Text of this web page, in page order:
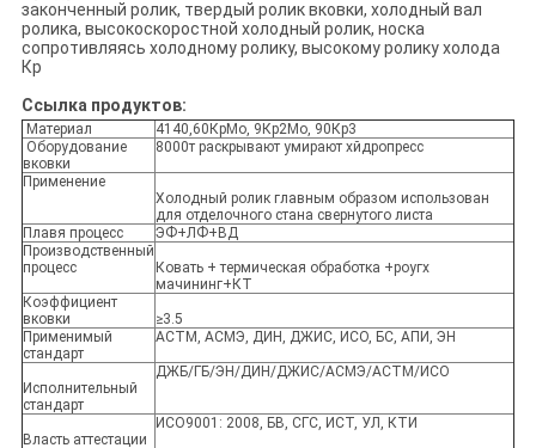
законченный ролик, твердый ролик вковки, холодный вал
ролика, высокоскоростной холодный ролик, носка
сопротивляясь холодному ролику, высокому ролику холода
Кр
Ссылка продуктов:
Материал
4140,60КрМо, 9Кр2Мо, 90Кр3
Оборудование
вковки
8000т раскрывают умирают хйдропресс
Применение
Холодный ролик главным образом использован
для отделочного стана свернутого листа
Плавя процесс
ЭФ+ЛФ+ВД
Производственный
процесс
Ковать + термическая обработка +роугх
мачининг+КТ
Коэффициент
вковки
≥3.5
Применимый
стандарт
АСТМ, АСМЭ, ДИН, ДЖИС, ИСО, БС, АПИ, ЭН
Исполнительный
стандарт
ДЖБ/ГБ/ЭН/ДИН/ДЖИС/АСМЭ/АСТМ/ИСО
Власть аттестации
ИСО9001: 2008, БВ, СГС, ИСТ, УЛ, КТИ